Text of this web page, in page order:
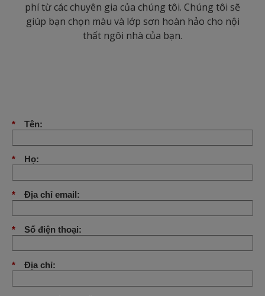
phí từ các chuyên gia của chúng tôi. Chúng tôi sẽ
giúp bạn chọn màu và lớp sơn hoàn hảo cho nội
thất ngôi nhà của bạn.